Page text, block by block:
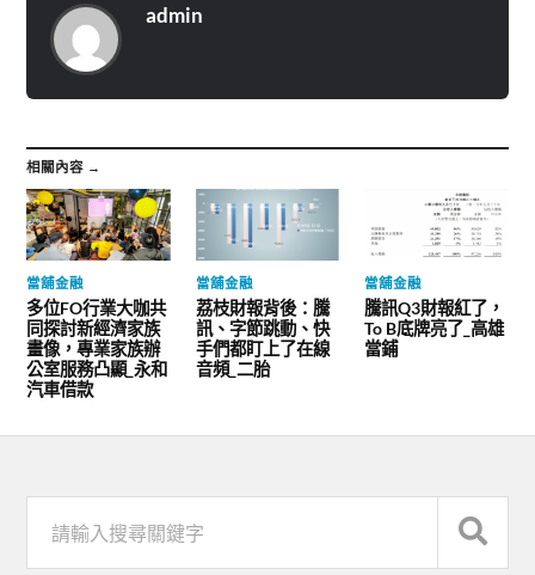
admin
相關內容 →
當舖金融
多位FO行業大咖共
同探討新經濟家族
畫像，專業家族辦
公室服務凸顯_永和
汽車借款
當舖金融
荔枝財報背後：騰
訊、字節跳動、快
手們都盯上了在線
音頻_二胎
當舖金融
騰訊Q3財報紅了，
To B底牌亮了_高雄
當鋪